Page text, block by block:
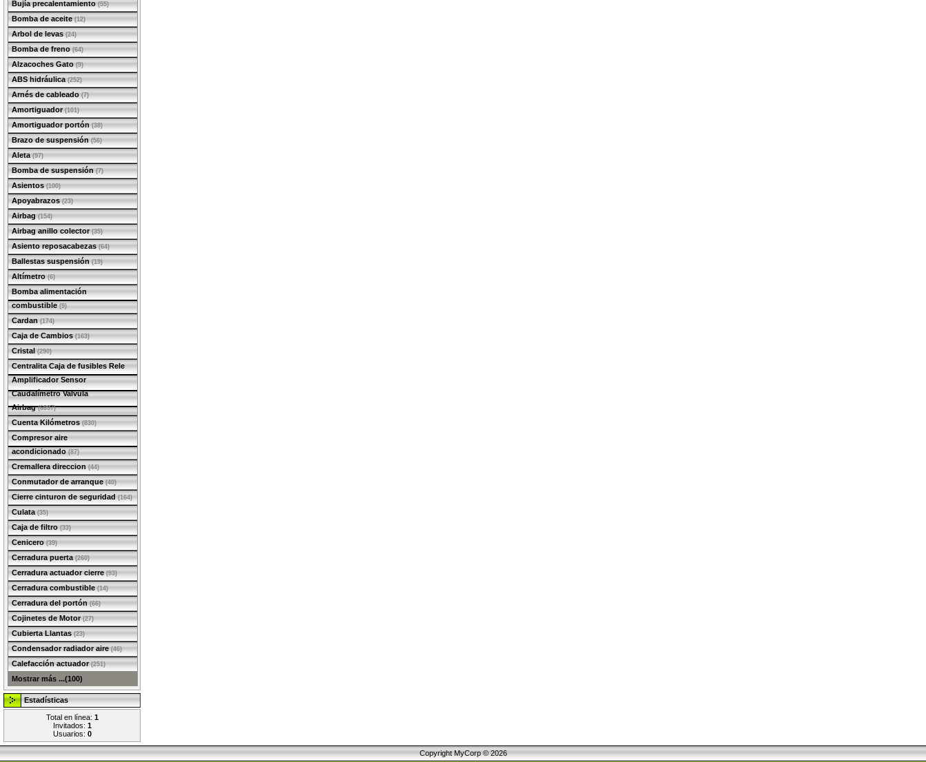
Bujía precalentamiento (55)
Bomba de aceite (12)
Arbol de levas (24)
Bomba de freno (64)
Alzacoches Gato (9)
ABS hidráulica (252)
Arnés de cableado (7)
Amortiguador (101)
Amortiguador portón (38)
Brazo de suspensión (56)
Aleta (97)
Bomba de suspensión (7)
Asientos (100)
Apoyabrazos (23)
Airbag (154)
Airbag anillo colector (35)
Asiento reposacabezas (64)
Ballestas suspensión (19)
Altímetro (6)
Bomba alimentación
combustible(9)
Cardan (174)
Caja de Cambios (163)
Cristal (290)
Centralita Caja de fusibles Rele
Amplificador Sensor
Caudalímetro Valvula
Airbag(6897)
Cuenta Kilómetros (830)
Compresor aire
acondicionado(87)
Cremallera direccion (44)
Conmutador de arranque (40)
Cierre cinturon de seguridad (164)
Culata (35)
Caja de filtro (33)
Cenicero (39)
Cerradura puerta (260)
Cerradura actuador cierre (93)
Cerradura combustible (14)
Cerradura del portón (66)
Cojinetes de Motor (27)
Cubierta Llantas (23)
Condensador radiador aire (46)
Calefacción actuador (251)
Mostrar más ...(100)
Estadísticas
Total en línea: 1
Invitados: 1
Usuarios: 0
Copyright MyCorp © 2026